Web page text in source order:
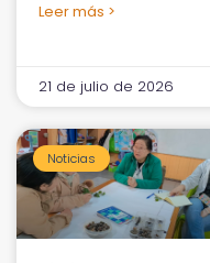
Leer más >
21 de julio de 2026
Noticias